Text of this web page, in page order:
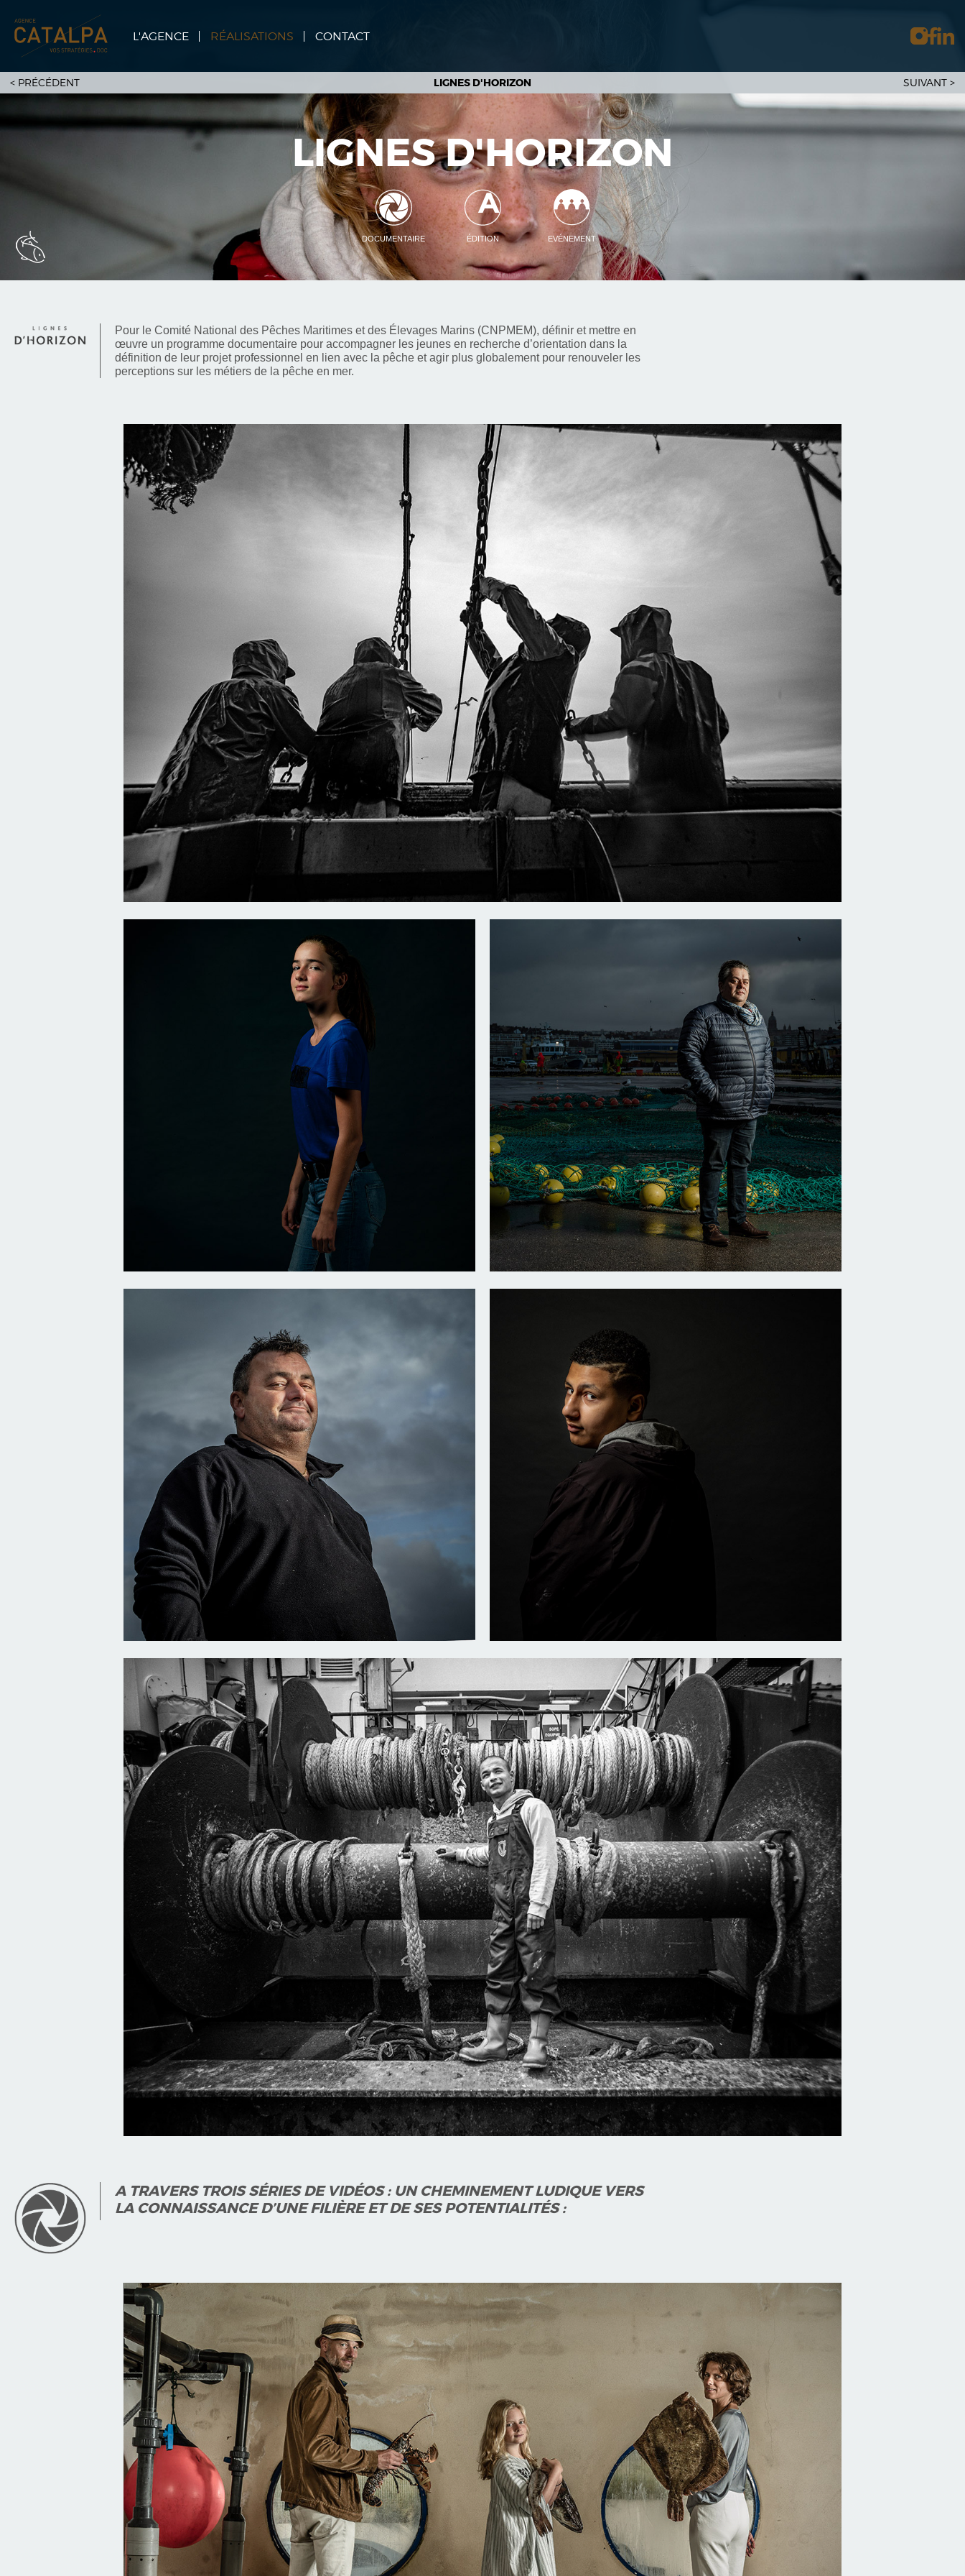
L'AGENCE RÉALISATIONS CONTACT
LIGNES D'HORIZON SUIVANT >
< PRÉCÉDENT
LIGNES D'HORIZON
DOCUMENTAIRE ÉDITION EVÉNEMENT
Pour le Comité National des Pêches Maritimes et des Élevages Marins (CNPMEM), définir et mettre en
œuvre un programme documentaire pour accompagner les jeunes en recherche d’orientation dans la
définition de leur projet professionnel en lien avec la pêche et agir plus globalement pour renouveler les
perceptions sur les métiers de la pêche en mer.
A TRAVERS TROIS SÉRIES DE VIDÉOS : UN CHEMINEMENT LUDIQUE VERS
LA CONNAISSANCE D’UNE FILIÈRE ET DE SES POTENTIALITÉS :